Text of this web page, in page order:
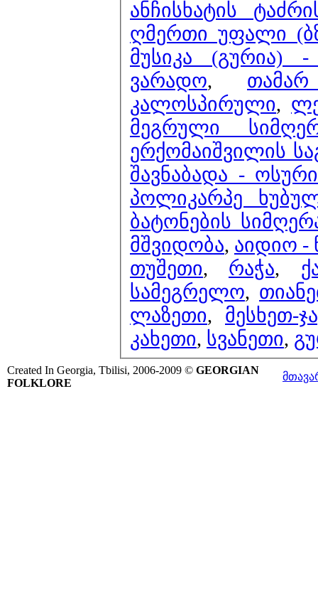
ანჩისხატის
ღმერთი უფალი
მუსიკა (გურია)
ვარადო,
კალოსპირული,
მეგრული
ერქომაიშვილის
შავნაბადა - ოსური
პოლიკარპე
ბატონების
მშვიდობა, აიდიო -
თუშეთი, რაჭა,
სამეგრელო,
ლაზეთი, მესხეთ-
კახეთი, სვანეთი,
Created In Georgia, Tbilisi, 2006-2009 © GEORGIAN
FOLKLORE